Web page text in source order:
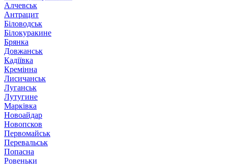
Алчевськ
Антрацит
Біловодськ
Білокуракине
Брянка
Довжанськ
Кадіївка
Кремінна
Лисичанськ
Луганськ
Лутугине
Марківка
Новоайдар
Новопсков
Первомайськ
Перевальськ
Попасна
Ровеньки